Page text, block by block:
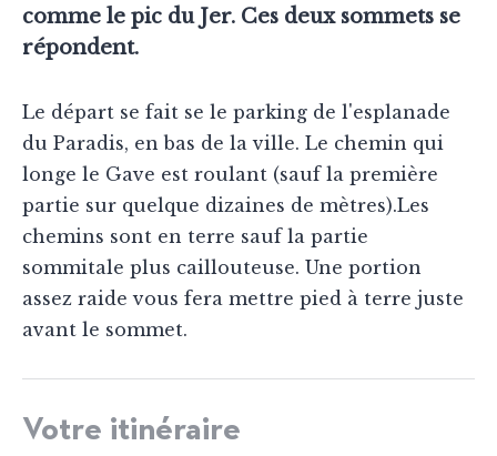
comme le pic du Jer. Ces deux sommets se
répondent.
Le départ se fait se le parking de l'esplanade
du Paradis, en bas de la ville. Le chemin qui
longe le Gave est roulant (sauf la première
partie sur quelque dizaines de mètres).Les
chemins sont en terre sauf la partie
sommitale plus caillouteuse. Une portion
assez raide vous fera mettre pied à terre juste
avant le sommet.
Votre itinéraire